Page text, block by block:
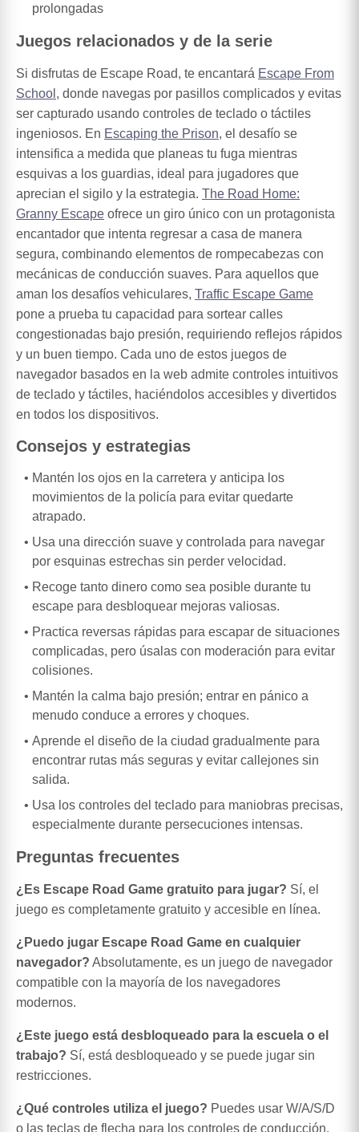
prolongadas
Juegos relacionados y de la serie
Si disfrutas de Escape Road, te encantará Escape From
School , donde navegas por pasillos complicados y evitas
ser capturado usando controles de teclado o táctiles
ingeniosos. En Escaping the Prison, el desafío se
intensifica a medida que planeas tu fuga mientras
esquivas a los guardias, ideal para jugadores que
aprecian el sigilo y la estrategia. The Road Home:
Granny Escape ofrece un giro único con un protagonista
encantador que intenta regresar a casa de manera
segura, combinando elementos de rompecabezas con
mecánicas de conducción suaves. Para aquellos que
aman los desafíos vehiculares, Traffic Escape Game
pone a prueba tu capacidad para sortear calles
congestionadas bajo presión, requiriendo reflejos rápidos
y un buen tiempo. Cada uno de estos juegos de
navegador basados en la web admite controles intuitivos
de teclado y táctiles, haciéndolos accesibles y divertidos
en todos los dispositivos.
Consejos y estrategias
Mantén los ojos en la carretera y anticipa los
movimientos de la policía para evitar quedarte
atrapado.
Usa una dirección suave y controlada para navegar
por esquinas estrechas sin perder velocidad.
Recoge tanto dinero como sea posible durante tu
escape para desbloquear mejoras valiosas.
Practica reversas rápidas para escapar de situaciones
complicadas, pero úsalas con moderación para evitar
colisiones.
Mantén la calma bajo presión; entrar en pánico a
menudo conduce a errores y choques.
Aprende el diseño de la ciudad gradualmente para
encontrar rutas más seguras y evitar callejones sin
salida.
Usa los controles del teclado para maniobras precisas,
especialmente durante persecuciones intensas.
Preguntas frecuentes
¿Es Escape Road Game gratuito para jugar? Sí, el
juego es completamente gratuito y accesible en línea.
¿Puedo jugar Escape Road Game en cualquier
navegador? Absolutamente, es un juego de navegador
compatible con la mayoría de los navegadores
modernos.
¿Este juego está desbloqueado para la escuela o el
trabajo? Sí, está desbloqueado y se puede jugar sin
restricciones.
¿Qué controles utiliza el juego? Puedes usar W/A/S/D
o las teclas de flecha para los controles de conducción.